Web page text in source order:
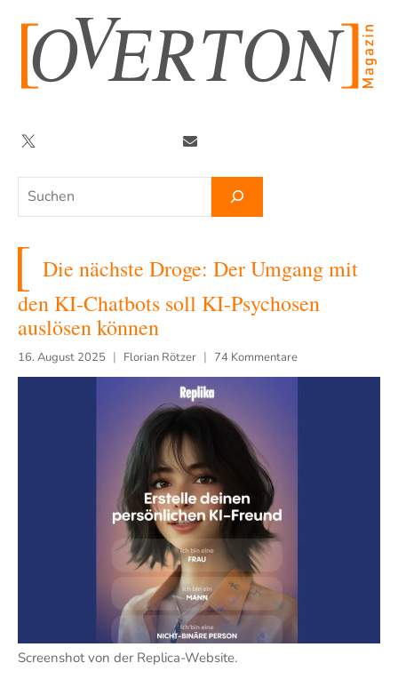
springen
Suchen
Twitter TelegramNewsletter
Die nächste Droge: Der Umgang mit
den KI-Chatbots soll KI-Psychosen
auslösen können
16. August 2025 Florian Rötzer 74 Kommentare
Screenshot von der Replica-Website.